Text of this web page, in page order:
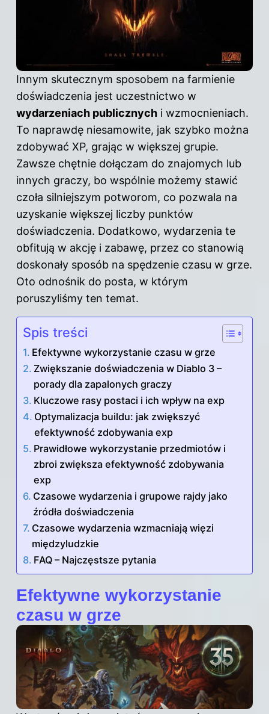
Innym skutecznym sposobem na farmienie
doświadczenia jest uczestnictwo w
wydarzeniach publicznych i wzmocnieniach.
To naprawdę niesamowite, jak szybko można
zdobywać XP, grając w większej grupie.
Zawsze chętnie dołączam do znajomych lub
innych graczy, bo wspólnie możemy stawić
czoła silniejszym potworom, co pozwala na
uzyskanie większej liczby punktów
doświadczenia. Dodatkowo, wydarzenia te
obfitują w akcję i zabawę, przez co stanowią
doskonały sposób na spędzenie czasu w grze.
Oto odnośnik do posta, w którym
poruszyliśmy ten temat.
Spis treści
Efektywne wykorzystanie czasu w grze
Zwiększanie doświadczenia w Diablo 3 –
porady dla zapalonych graczy
Kluczowe rasy postaci i ich wpływ na exp
Optymalizacja buildu: jak zwiększyć
efektywność zdobywania exp
Prawidłowe wykorzystanie przedmiotów i
zbroi zwiększa efektywność zdobywania
exp
Czasowe wydarzenia i grupowe rajdy jako
źródła doświadczenia
Czasowe wydarzenia wzmacniają więzi
międzyludzkie
FAQ – Najczęstsze pytania
Efektywne wykorzystanie
czasu w grze